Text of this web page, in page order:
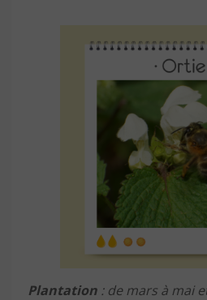
Plantation : de mars à mai